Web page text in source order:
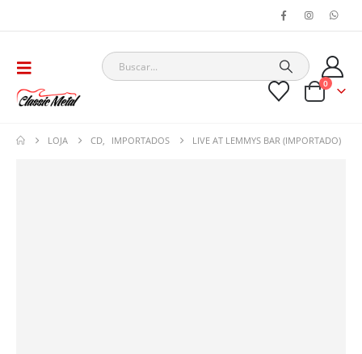
0
LOJA CD IMPORTADOS LIVE AT LEMMYS BAR (IMPORTADO)